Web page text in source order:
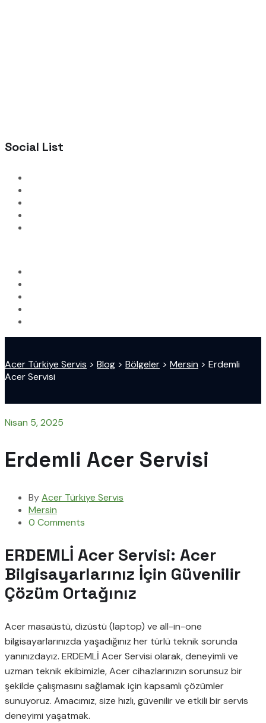
Social List
Acer Türkiye Servis > Blog > Bölgeler > Mersin > Erdemli
Acer Servisi
Nisan 5, 2025
Erdemli Acer Servisi
ByAcer Türkiye Servis
Mersin
0 Comments
ERDEMLİ Acer Servisi: Acer
Bilgisayarlarınız İçin Güvenilir
Çözüm Ortağınız
Acer masaüstü, dizüstü (laptop) ve all-in-one
bilgisayarlarınızda yaşadığınız her türlü teknik sorunda
yanınızdayız. ERDEMLİ Acer Servisi olarak, deneyimli ve
uzman teknik ekibimizle, Acer cihazlarınızın sorunsuz bir
şekilde çalışmasını sağlamak için kapsamlı çözümler
sunuyoruz. Amacımız, size hızlı, güvenilir ve etkili bir servis
deneyimi yaşatmak.